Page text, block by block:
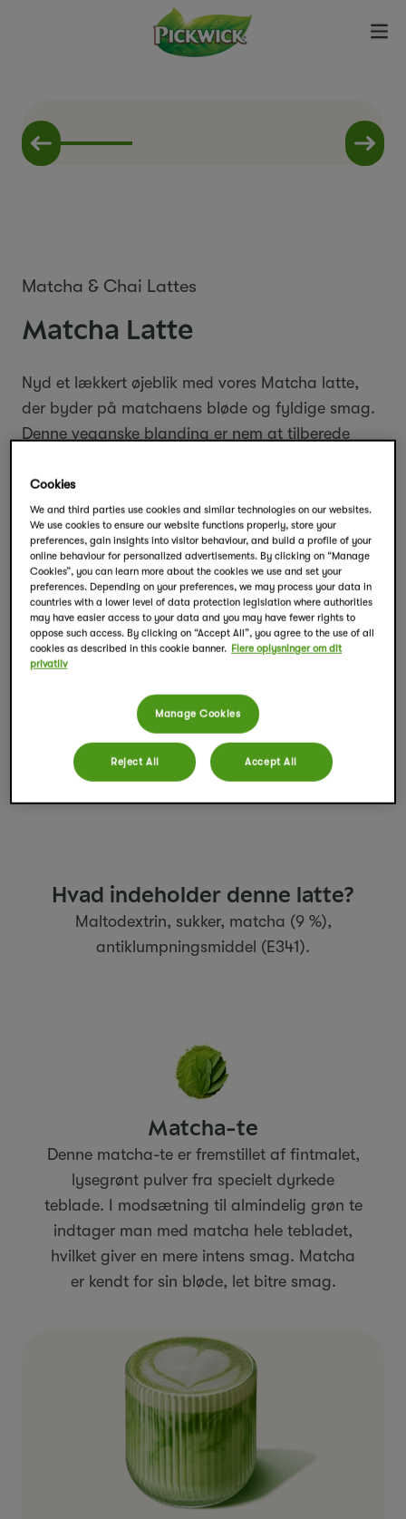
Matcha & Chai Lattes
Matcha Latte
Nyd et lækkert øjeblik med vores Matcha latte,
der byder på matchaens bløde og fyldige smag.
Denne veganske blanding er nem at tilberede
på et øjeblik kan lave en lækker latte. Lækker
både som varm eller iskold latte – lige som du
foretrækker den.
Vegansk Fyldig matcha-smag Grøn te
FLERE PRODUKTDETALJER
Hvad indeholder denne latte?
Maltodextrin, sukker, matcha (9 %),
antiklumpningsmiddel (E341).
Matcha-te
Denne matcha-te er fremstillet af fintmalet,
lysegrønt pulver fra specielt dyrkede
teblade. I modsætning til almindelig grøn te
indtager man med matcha hele tebladet,
hvilket giver en mere intens smag. Matcha
er kendt for sin bløde, let bitre smag.
Cookies
We and third parties use cookies and similar technologies on our websites.
We use cookies to ensure our website functions properly, store your
preferences, gain insights into visitor behaviour, and build a profile of your
online behaviour for personalized advertisements. By clicking on “Manage
Cookies”, you can learn more about the cookies we use and set your
preferences. Depending on your preferences, we may process your data in
countries with a lower level of data protection legislation where authorities
may have easier access to your data and you may have fewer rights to
oppose such access. By clicking on “Accept All”, you agree to the use of all
cookies as described in this cookie banner. Flere oplysninger om dit
privatliv
Manage Cookies
Reject All Accept All